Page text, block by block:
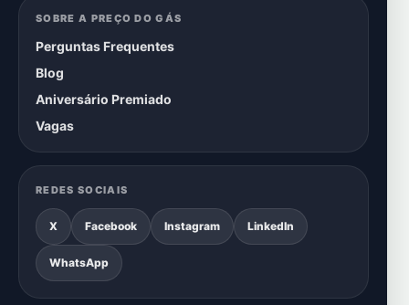
SOBRE A PREÇO DO GÁS
Perguntas Frequentes
Blog
Aniversário Premiado
Vagas
REDES SOCIAIS
X Facebook Instagram LinkedIn
WhatsApp